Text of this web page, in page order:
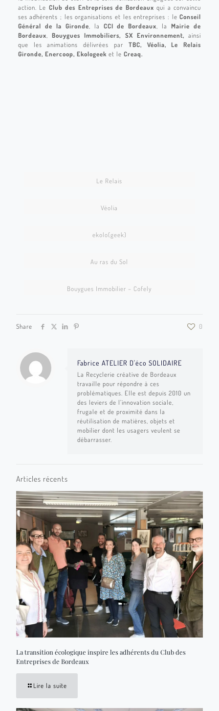
action. Le Club des Entreprises de Bordeaux qui a convaincu
ses adhérents ; les organisations et les entreprises : leConseil
Général de la Gironde , la CCI de Bordeaux , laMairie de
Bordeaux ,Bouygues Immobiliers, SX Environnement, ainsi
que les animations délivrées par TBC, Véolia, Le Relais
Gironde, Enercoop, Ekologeek et le Creaq.
Le Relais
Véolia
ekolo(geek)
Au ras du Sol
Bouygues Immobilier – Cofely
Share 0
Fabrice ATELIER D'éco SOLIDAIRE
La Recyclerie créative de Bordeaux
travaille pour répondre à ces
problématiques. Elle est depuis 2010 un
des leviers de l’innovation sociale,
frugale et de proximité dans la
réutilisation de matières, objets et
mobilier dont les usagers veulent se
débarrasser.
Articles récents
La transition écologique inspire les adhérents du Club des
Entreprises de Bordeaux
Lire la suite